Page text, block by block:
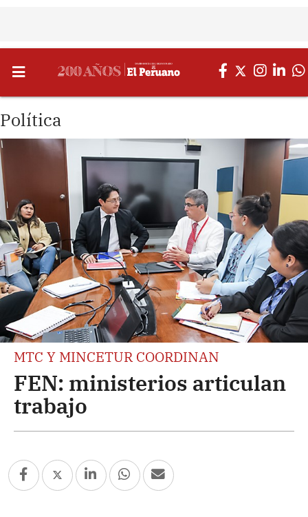
Política
MTC Y MINCETUR COORDINAN
FEN: ministerios articulan
trabajo